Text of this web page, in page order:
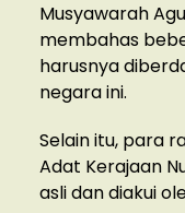
Musyawarah
membahas
harusnya
negara ini.
Selain itu, para
Adat Kerajaan
asli dan diakui